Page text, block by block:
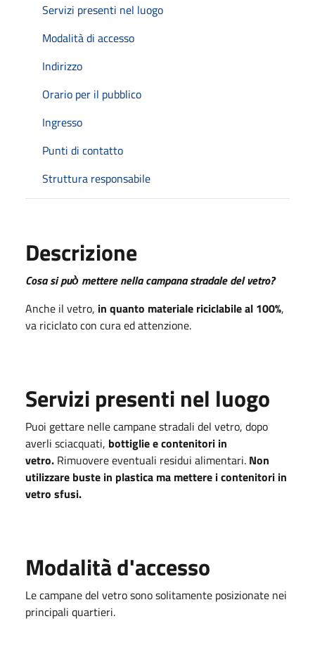
Servizi presenti nel luogo
Modalità di accesso
Indirizzo
Orario per il pubblico
Ingresso
Punti di contatto
Struttura responsabile
Descrizione
Cosa si può̀ mettere nella campana stradale del vetro?
Anche il vetro, in quanto materiale riciclabile al 100%,
va riciclato con cura ed attenzione.
Servizi presenti nel luogo
Puoi gettare nelle campane stradali del vetro, dopo
averli sciacquati, bottiglie e contenitori in
vetro. Rimuovere eventuali residui alimentari. Non
utilizzare buste in plastica ma mettere i contenitori in
vetro sfusi.
Modalità d'accesso
Le campane del vetro sono solitamente posizionate nei
principali quartieri.